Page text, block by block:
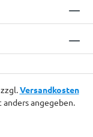
Versandkosten
angegeben.